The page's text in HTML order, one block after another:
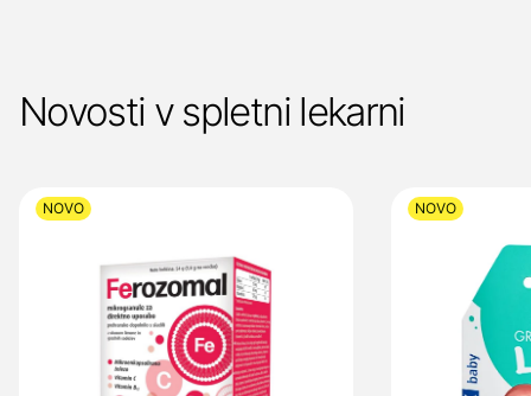
Novosti v spletni lekarni
NOVO NOVO